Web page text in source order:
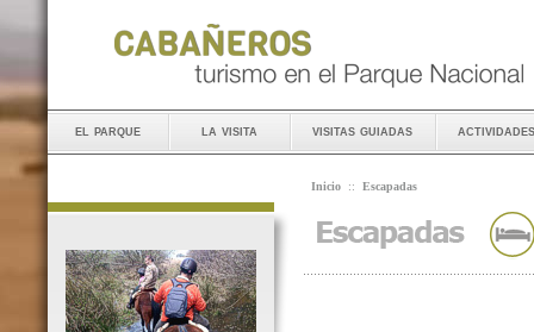
el parque la visita visitas guiadas actividades
Inicio :: Escapadas